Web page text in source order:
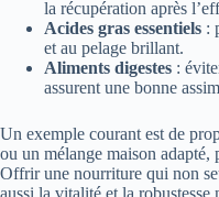
la récupération après
Acides gras essentiels :
et au pelage brillant.
Aliments digestes :
assurent une bonne
Un exemple courant est de
ou un mélange maison adapté,
Offrir une nourriture qui non